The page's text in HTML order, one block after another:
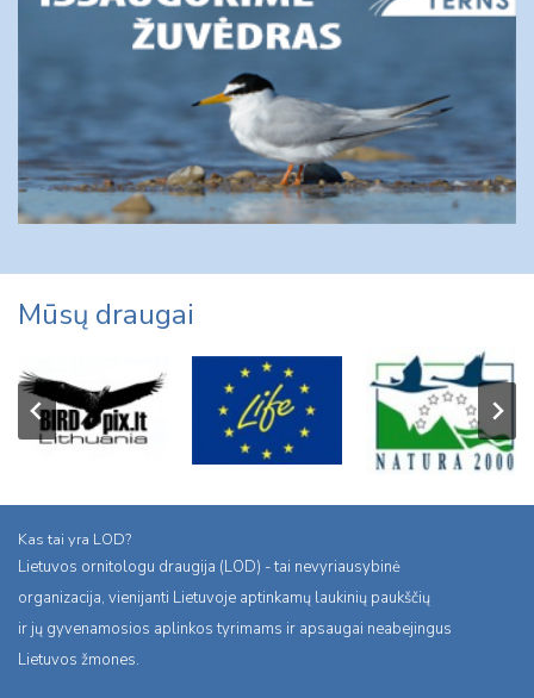
Mūsų draugai
Kas tai yra LOD?
Lietuvos ornitologu draugija (LOD) - tai nevyriausybinė
organizacija, vienijanti Lietuvoje aptinkamų laukinių paukščių
ir jų gyvenamosios aplinkos tyrimams ir apsaugai neabejingus
Lietuvos žmones.